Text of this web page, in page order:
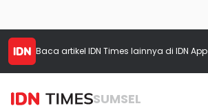
Baca artikel IDN Times lainnya di IDN App
SUMSEL